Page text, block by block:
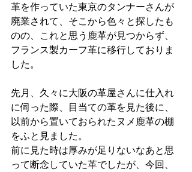
革を作っていた東京のタンナーさんが
廃業されて、そこから色々と探したも
のの、これと思う鹿革が見つからず、
フランス製カーフ革に移行しておりま
した。
先月、久々に大阪の革屋さんに仕入れ
に伺った際、目当ての革を見た後に、
以前から置いておられたヌメ鹿革の棚
をふと見ました。
前に見た時は厚みが足りないなあと思
って断念していた革でしたが、今回、